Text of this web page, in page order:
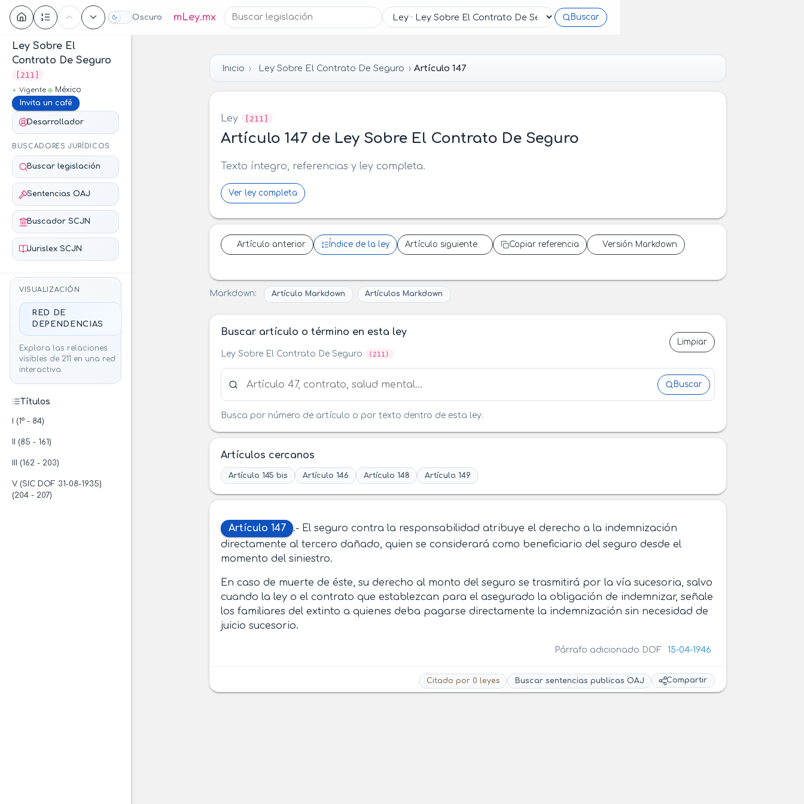
Oscuro mLey.mx Buscar
Contenido
Ley Sobre El
Contrato De Seguro
[211]
Vigente
México
Invita un café
Desarrollador
BUSCADORES JURÍDICOS
Buscar legislación
Sentencias OAJ
Buscador SCJN
Jurislex SCJN
VISUALIZACIÓN
RED DE
DEPENDENCIAS
Explora las relaciones
visibles de 211 en una red
interactiva.
Títulos
I (1° - 84)
II (85 - 161)
III (162 - 203)
V (SIC DOF 31-08-1935)
(204 - 207)
Inicio Ley Sobre El Contrato De Seguro Artículo 147
Ley [211]
Artículo 147 de Ley Sobre El Contrato De Seguro
Texto íntegro, referencias y ley completa.
Ver ley completa
Artículo anterior Índice de la ley Artículo siguiente Copiar referencia Versión Markdown
Markdown: Artículo Markdown Artículos Markdown
Buscar artículo o término en esta ley
Ley Sobre El Contrato De Seguro (211)
Limpiar
Buscar
Busca por número de artículo o por texto dentro de esta ley.
Artículos cercanos
Artículo 145 bis Artículo 146 Artículo 148 Artículo 149
Artículo 147
.- El seguro contra la responsabilidad atribuye el derecho a la indemnización
directamente al tercero dañado, quien se considerará como beneficiario del seguro desde el
momento del siniestro.
En caso de muerte de éste, su derecho al monto del seguro se trasmitirá por la vía sucesoria, salvo
cuando la ley o el contrato que establezcan para el asegurado la obligación de indemnizar, señale
los familiares del extinto a quienes deba pagarse directamente la indemnización sin necesidad de
juicio sucesorio.
Párrafo adicionado DOF 15-04-1946
Citado por 0 leyes Buscar sentencias publicas OAJ Compartir